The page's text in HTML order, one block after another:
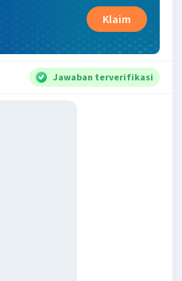
Klaim
Jawaban terverifikasi